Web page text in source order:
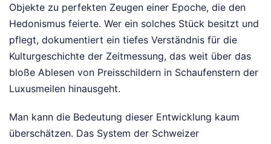
Objekte zu perfekten Zeugen einer Epoche, die den
Hedonismus feierte. Wer ein solches Stück besitzt und
pflegt, dokumentiert ein tiefes Verständnis für die
Kulturgeschichte der Zeitmessung, das weit über das
bloße Ablesen von Preisschildern in Schaufenstern der
Luxusmeilen hinausgeht.
Man kann die Bedeutung dieser Entwicklung kaum
überschätzen. Das System der Schweizer